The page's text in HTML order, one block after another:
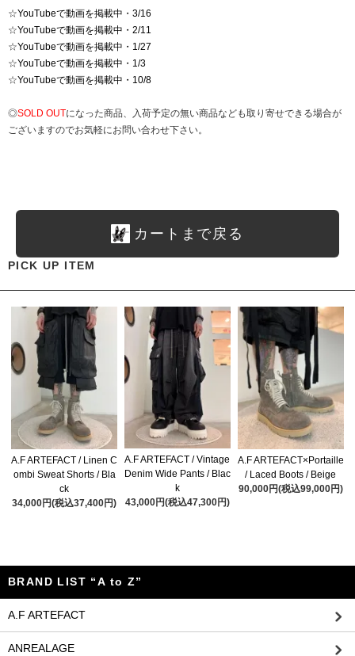
☆YouTubeで動画を掲載中・3/16
☆YouTubeで動画を掲載中・2/11
☆YouTubeで動画を掲載中・1/27
☆YouTubeで動画を掲載中・1/3
☆YouTubeで動画を掲載中・10/8
◎SOLD OUTになった商品、入荷予定の無い商品なども取り寄せできる場合が
ございますのでお気軽にお問い合わせ下さい。
カートまで戻る
PICK UP ITEM
A.F ARTEFACT / Linen C
ombi Sweat Shorts / Bla
ck
34,000円(税込37,400円)
A.F ARTEFACT / Vintage
Denim Wide Pants / Blac
k
43,000円(税込47,300円)
A.F ARTEFACT×Portaille
/ Laced Boots / Beige
90,000円(税込99,000円)
BRAND LIST “A to Z”
A.F ARTEFACT
ANREALAGE